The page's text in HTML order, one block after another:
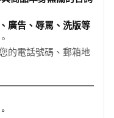
廣告、辱罵、洗版等
的電話號碼、郵箱地